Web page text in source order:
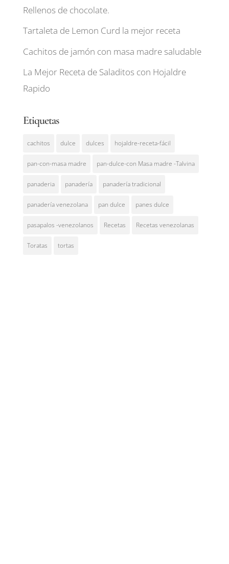
Rellenos de chocolate.
Tartaleta de Lemon Curd la mejor receta
Cachitos de jamón con masa madre saludable
La Mejor Receta de Saladitos con Hojaldre
Rapido
Etiquetas
cachitos dulce dulces hojaldre-receta-fácil
pan-con-masa madre pan-dulce-con Masa madre -Talvina
panaderia panadería panadería tradicional
panadería venezolana pan dulce panes dulce
pasapalos -venezolanos Recetas Recetas venezolanas
Toratas tortas